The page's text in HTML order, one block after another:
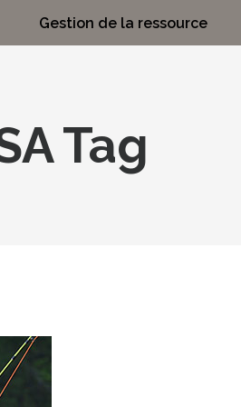
Gestion de la ressource
Tag